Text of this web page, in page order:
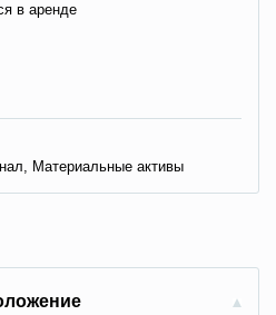
в аренде
Материальные активы